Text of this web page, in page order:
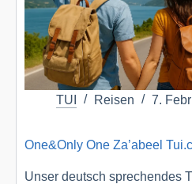
TUI Reisen 7.
One&Only One Za’abeel
Unser deutsch sprechendes